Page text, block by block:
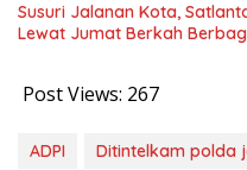
Susuri Jalanan Kota,
Lewat Jumat Berkah
Post Views: 267
ADPI Ditintelkam polda